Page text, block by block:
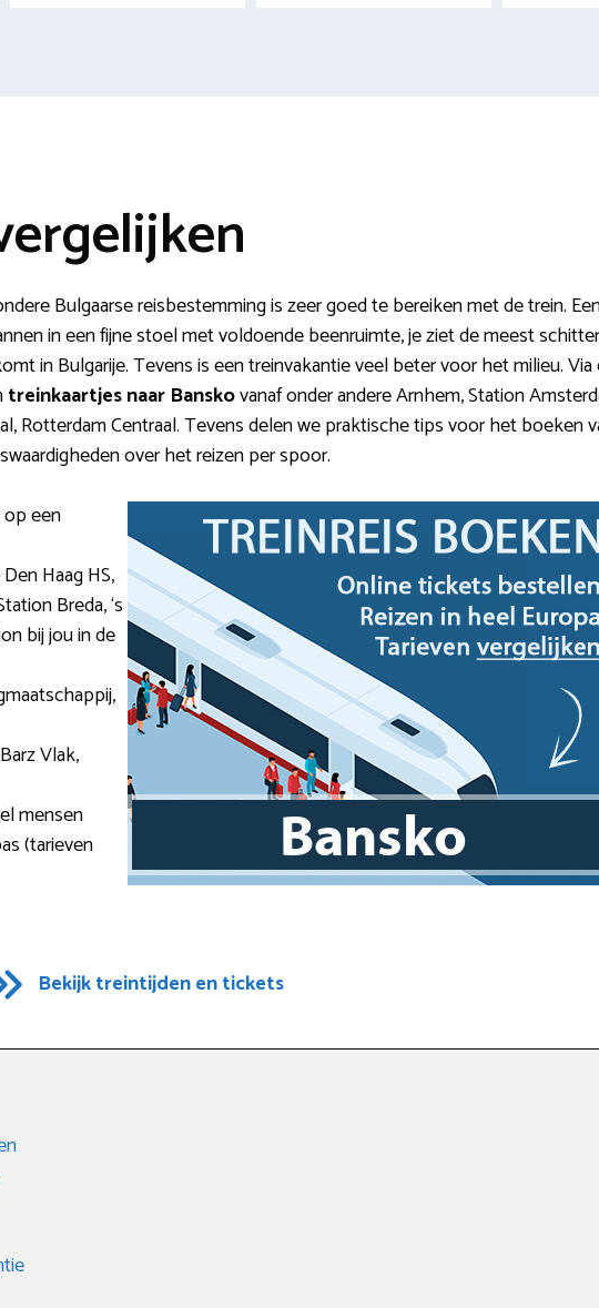
Bulgaarse reisbestemming is zeer goed te bereiken met de trein.
in een fijne stoel met voldoende beenruimte, je ziet de meest
in Bulgarije. Tevens is een treinvakantie veel beter voor het milieu.
treinkaartjes naar Banskovanaf onder andere Arnhem, Station
Rotterdam Centraal. Tevens delen we praktische tips voor het boeken
over het reizen per spoor.
een
Haag HS,
Breda, ‘s
bij jou in de
Vlak,
mensen
(tarieven
Bekijk treintijden en tickets